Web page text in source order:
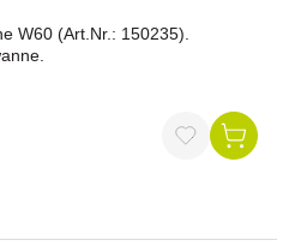
W60 (Art.Nr.: 150235).